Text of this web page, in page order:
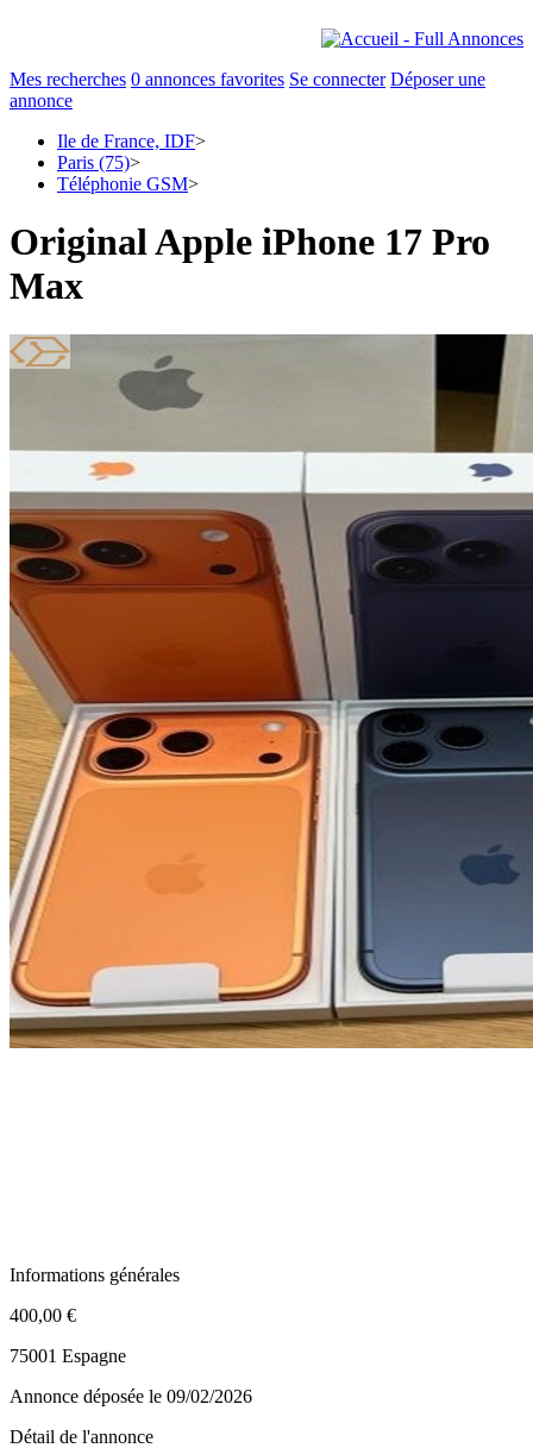
Mes recherches 0 annonces favorites Se connecter Déposer une
annonce
Ile de France, IDF>
Paris (75)>
Téléphonie GSM>
Original Apple iPhone 17 Pro
Max
Informations générales
400,00 €
75001 Espagne
Annonce déposée le 09/02/2026
Détail de l'annonce